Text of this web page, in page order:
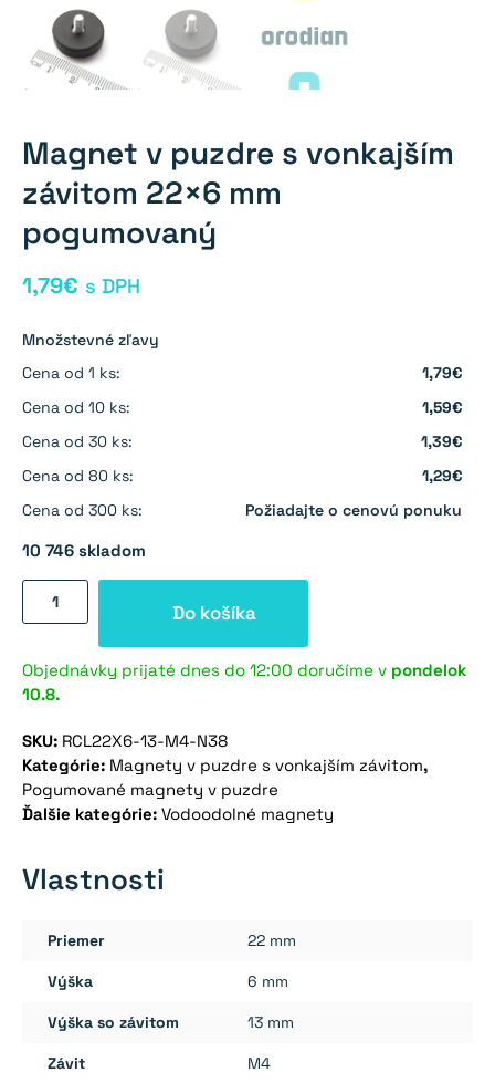
Magnet v puzdre s vonkajším
závitom 22×6 mm
pogumovaný
1,79€ s DPH
Množstevné zľavy
Cena od 1 ks:
1,79€
Cena od 10 ks:
1,59€
Cena od 30 ks:
1,39€
Cena od 80 ks:
1,29€
Cena od 300 ks:
Požiadajte o cenovú ponuku
10 746 skladom
množstvo
Magnet
puzdre
s
závitom
22×6
mm
pogumovaný
Do košíka
Objednávky prijaté dnes do 12:00 doručíme v pondelok
10.8.
SKU: RCL22X6-13-M4-N38
Kategórie: Magnety v puzdre s vonkajším závitom,
Pogumované magnety v puzdre
Ďalšie kategórie: Vodoodolné magnety
Vlastnosti
Priemer 22 mm
Výška 6 mm
Výška so závitom 13 mm
Závit M4